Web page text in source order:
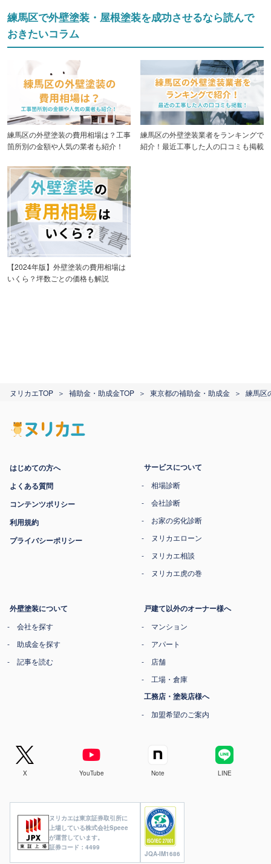
練馬区で外壁塗装・屋根塗装を成功させるなら読んで
おきたいコラム
練馬区の外壁塗装の費用相場は？工事
箇所別の金額や人気の業者も紹介！
練馬区の外壁塗装業者をランキングで
紹介！最近工事した人の口コミも掲載
【2024年版】外壁塗装の費用相場は
いくら？坪数ごとの価格も解説
ヌリカエTOP 補助金・助成金TOP 東京都の補助金・助成金 練馬区
ヌリカエは東京証券取引所に
上場している株式会社Speee
が運営しています。
証券コード：4499
JQA-IM1686
はじめての方へ
よくある質問
コンテンツポリシー
利用規約
プライバシーポリシー
サービスについて
相場診断
会社診断
お家の劣化診断
ヌリカエローン
ヌリカエ相談
ヌリカエ虎の巻
外壁塗装について
会社を探す
助成金を探す
記事を読む
戸建て以外のオーナー様へ
マンション
アパート
店舗
工場・倉庫
工務店・塗装店様へ
加盟希望のご案内
X YouTube Note LINE